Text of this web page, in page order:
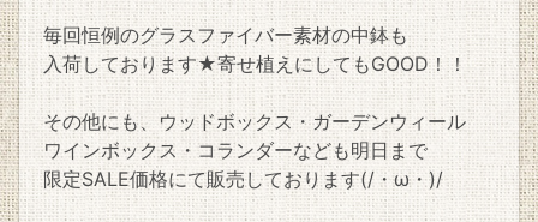
毎回恒例のグラスファイバー素材の中鉢も
入荷しております★寄せ植えにしてもGOOD！！
その他にも、ウッドボックス・ガーデンウィール
ワインボックス・コランダーなども明日まで
限定SALE価格にて販売しております(/・ω・)/